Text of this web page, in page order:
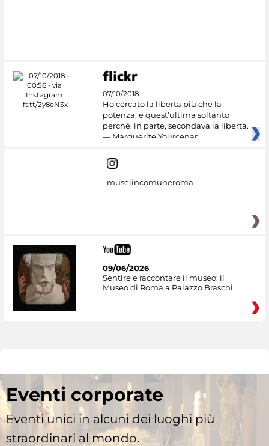
07/10/2018
Ho cercato la libertà più che la
potenza, e quest'ultima soltanto
perché, in parte, secondava la libertà.
— Marguerite Yourcenar
museiincomuneroma
09/06/2026
Sentire e raccontare il museo: il
Museo di Roma a Palazzo Braschi
Eventi corporate
Eventi unici in alcuni dei luoghi più
straordinari al mondo.